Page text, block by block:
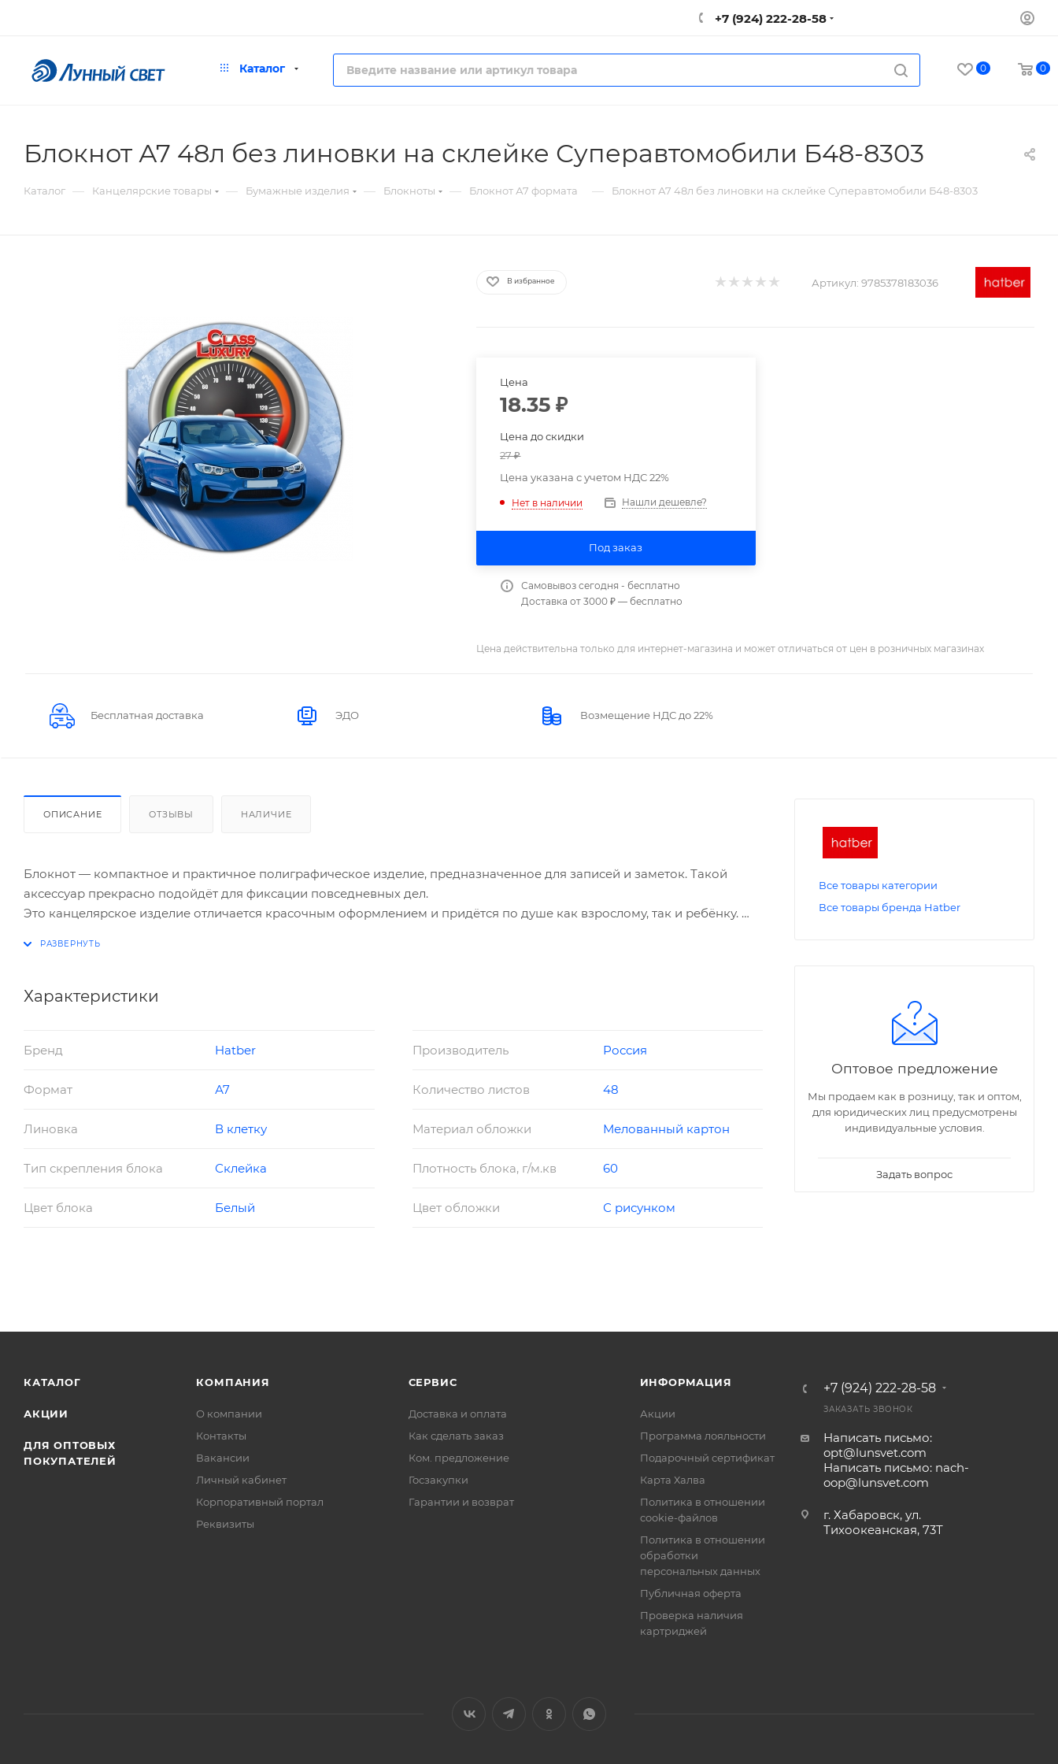
+7 (924) 222-28-58
Каталог 0 0
Блокнот А7 48л без линовки на склейке Суперавтомобили Б48-8303
Каталог — Канцелярские товары — Бумажные изделия — Блокноты — Блокнот А7 формата — Блокнот А7 48л без линовки на склейке Суперавтомобили Б48-8303
В избранное Артикул: 9785378183036
Цена
18.35 ₽
Цена до скидки
27₽
Цена указана с учетом НДС 22%
Нет в наличии Нашли дешевле?
Под заказ
Самовывоз сегодня - бесплатно
Доставка от 3000 ₽ — бесплатно
Цена действительна только для интернет-магазина и может отличаться от цен в розничных магазинах
Бесплатная доставка ЭДО Возмещение НДС до 22%
ОПИСАНИЕ ОТЗЫВЫ НАЛИЧИЕ
Блокнот — компактное и практичное полиграфическое изделие, предназначенное для записей и заметок. Такой
аксессуар прекрасно подойдёт для фиксации повседневных дел.
Это канцелярское изделие отличается красочным оформлением и придётся по душе как взрослому, так и ребёнку.
Характеристики
Бренд Hatber Производитель Россия
Формат А7 Количество листов 48
Линовка В клетку Материал обложки Мелованный картон
Тип скрепления блока Склейка Плотность блока, г/м.кв 60
Цвет блока Белый Цвет обложки С рисунком
Все товары категории
Все товары бренда Hatber
Оптовое предложение
Мы продаем как в розницу, так и оптом,
для юридических лиц предусмотрены
индивидуальные условия.
Задать вопрос
КАТАЛОГ
АКЦИИ
ДЛЯ ОПТОВЫХ
ПОКУПАТЕЛЕЙ
КОМПАНИЯ
О компании
Контакты
Вакансии
Личный кабинет
Корпоративный портал
Реквизиты
СЕРВИС
Доставка и оплата
Как сделать заказ
Ком. предложение
Госзакупки
Гарантии и возврат
ИНФОРМАЦИЯ
Акции
Программа лояльности
Подарочный сертификат
Карта Халва
Политика в отношении
cookie-файлов
Политика в отношении
обработки
персональных данных
Публичная оферта
Проверка наличия
картриджей
+7 (924) 222-28-58
ЗАКАЗАТЬ ЗВОНОК
Написать письмо:
opt@lunsvet.com
Написать письмо: nach-
oop@lunsvet.com
г. Хабаровск, ул.
Тихоокеанская, 73Т